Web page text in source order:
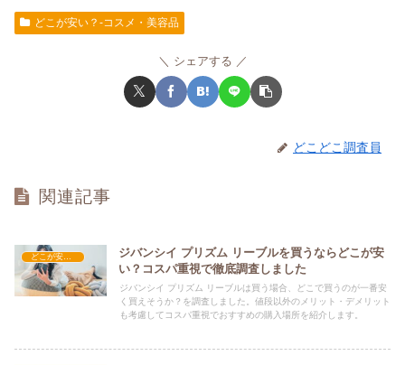
どこが安い？-コスメ・美容品
シェアする
どこどこ調査員
関連記事
どこが安い？-コスメ・美容品
ジバンシイ プリズム リーブルを買うならどこが安
い？コスパ重視で徹底調査しました
ジバンシイ プリズム リーブルは買う場合、どこで買うのが一番安
く買えそうか？を調査しました。値段以外のメリット・デメリット
も考慮してコスパ重視でおすすめの購入場所を紹介します。